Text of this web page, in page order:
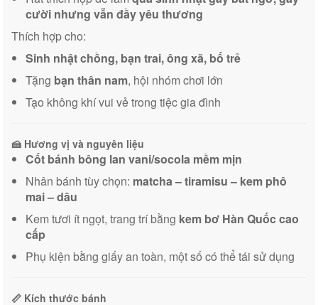
cười nhưng vẫn đầy yêu thương
Thích hợp cho:
Sinh nhật chồng, bạn trai, ông xã, bố trẻ
Tặng bạn thân nam, hội nhóm chơi lớn
Tạo không khí vui vẻ trong tiệc gia đình
🍰 Hương vị và nguyên liệu
Cốt bánh bông lan vani/socola mềm mịn
Nhân bánh tùy chọn: matcha – tiramisu – kem phô
mai – dâu
Kem tươi ít ngọt, trang trí bằng kem bơ Hàn Quốc cao
cấp
Phụ kiện bằng giấy an toàn, một số có thể tái sử dụng
📏 Kích thước bánh